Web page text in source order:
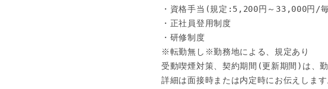
・資格手当(規定:5,200円～33,000円/
・正社員登用制度
・研修制度
※転勤無し※勤務地による、規定あり
受動喫煙対策、契約期間(更新期間)は、勤
詳細は面接時または内定時にお伝えします